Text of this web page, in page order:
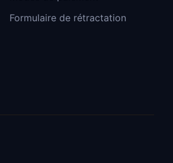
Formulaire de rétractation